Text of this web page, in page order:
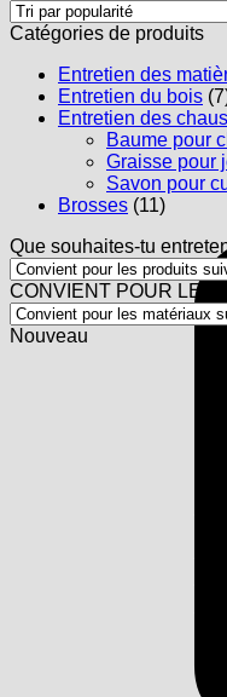
Catégories de produits
Entretien des
Entretien du bois
Entretien des
Baume pour
Graisse pour
Savon pour
Brosses (11)
Que souhaites-tu
CONVIENT POUR LES
Nouveau